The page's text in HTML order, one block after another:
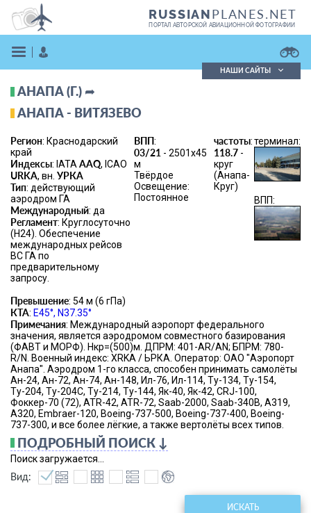
RUSSIANPLANES.NET
ПОРТАЛ АВТОРСКОЙ АВИАЦИОННОЙ ФОТОГРАФИИ
ВОЙТИ
Поиск в реестре
НАШИ САЙТЫ
АНАПА (Г.) ➦
АНАПА - ВИТЯЗЕВО
Регион: Краснодарский
край
Индексы: IATA AAQ, ICAO
URKA, вн. УРКА
Тип: действующий
аэродром ГА
Международный: да
Регламент: Круглосуточно
(Н24). Обеспечение
международных рейсов
ВС ГА по
предварительному
запросу.
Превышение: 54 м (6 гПа)
КТА: E45°, N37.35°
ВПП:
03/21 - 2501x45
м
Твёрдое
Освещение:
Постоянное
частоты:
118.7 -
круг
(Анапа-
Круг)
терминал:
ВПП:
Примечания: Международный аэропорт федерального
значения, является аэродромом совместного базирования
(ФАВТ и МОРФ). Нкр=(500)м. ДПРМ: 401-AR/AN; БПРМ: 780-
R/N. Военный индекс: XRKA / ЬРКА. Оператор: ОАО "Аэропорт
Анапа". Аэродром 1-го класса, способен принимать самолёты
Ан-24, Ан-72, Ан-74, Ан-148, Ил-76, Ил-114, Ту-134, Ту-154,
Ту-204, Ту-204С, Ту-214, Ту-144, Як-40, Як-42, СRJ-100,
Фоккер-70 (72), ATR-42, ATR-72, Saab-2000, Saab-340B, A319,
A320, Embraer-120, Boeing-737-500, Boeing-737-400, Boeing-
737-300, и все более лёгкие, а также вертолёты всех типов.
ПОДРОБНЫЙ ПОИСК ↓
Поиск загружается...
Вид:
ИСКАТЬ